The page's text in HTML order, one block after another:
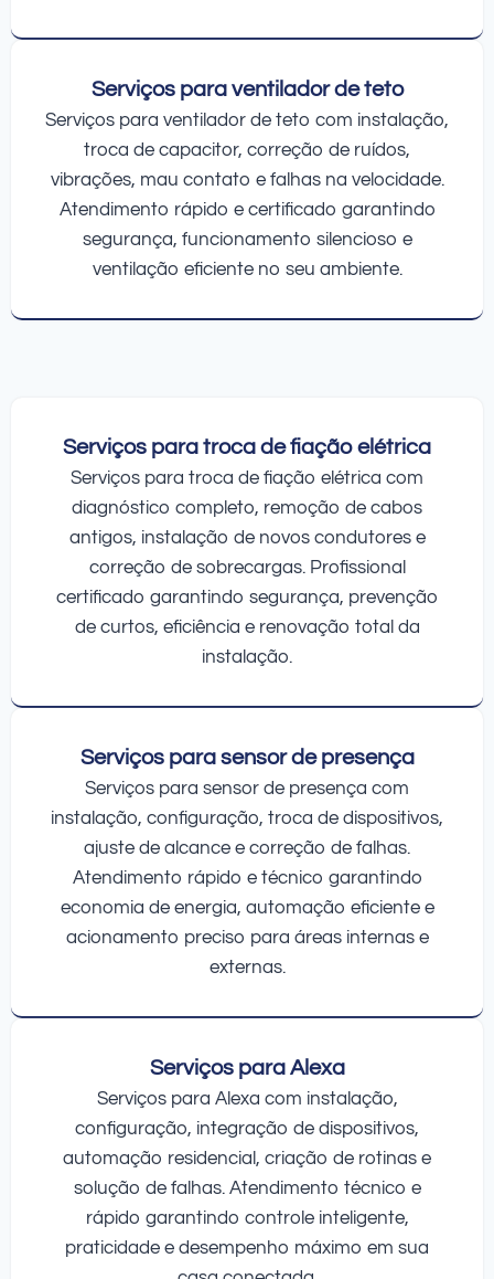
Serviços para ventilador de teto
Serviços para ventilador de teto com instalação,
troca de capacitor, correção de ruídos,
vibrações, mau contato e falhas na velocidade.
Atendimento rápido e certificado garantindo
segurança, funcionamento silencioso e
ventilação eficiente no seu ambiente.
Serviços para troca de fiação elétrica
Serviços para troca de fiação elétrica com
diagnóstico completo, remoção de cabos
antigos, instalação de novos condutores e
correção de sobrecargas. Profissional
certificado garantindo segurança, prevenção
de curtos, eficiência e renovação total da
instalação.
Serviços para sensor de presença
Serviços para sensor de presença com
instalação, configuração, troca de dispositivos,
ajuste de alcance e correção de falhas.
Atendimento rápido e técnico garantindo
economia de energia, automação eficiente e
acionamento preciso para áreas internas e
externas.
Serviços para Alexa
Serviços para Alexa com instalação,
configuração, integração de dispositivos,
automação residencial, criação de rotinas e
solução de falhas. Atendimento técnico e
rápido garantindo controle inteligente,
praticidade e desempenho máximo em sua